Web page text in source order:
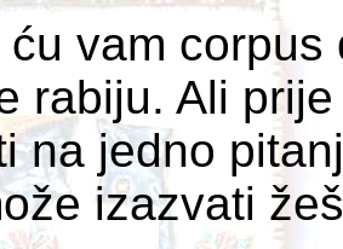
ću vam
rabiju. Ali
na jedno
izazvati